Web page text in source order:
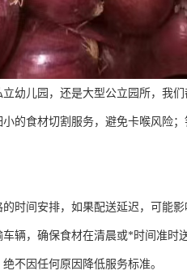
幼儿园，还是大型公立园所，我
的食材切割服务，避免卡喉风险
时间安排，如果配送延迟，可能
辆，确保食材在清晨或*时间准时
不因任何原因降低服务标准。